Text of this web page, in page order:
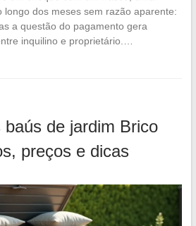
longo dos meses sem razão aparente:
a questão do pagamento gera
inquilino e proprietário.…
de jardim Brico
preços e dicas